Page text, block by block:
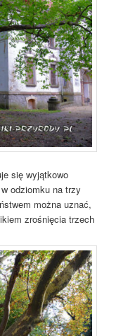
się wyjątkowo
odziomku na trzy
można uznać,
zrośnięcia trzech